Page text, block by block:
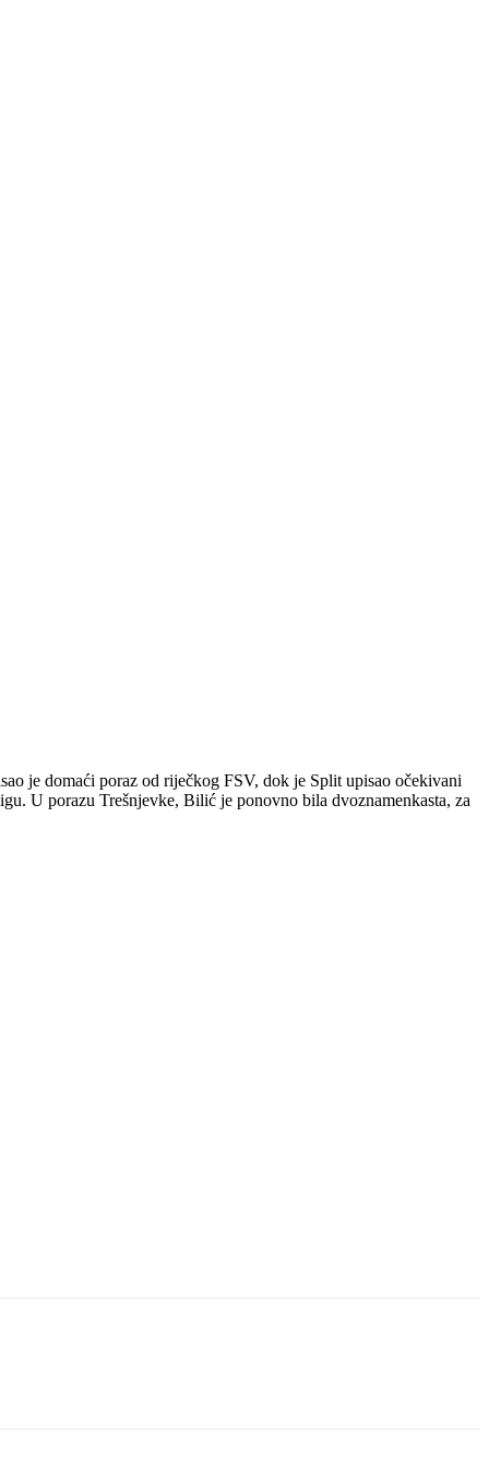
je domaći poraz od riječkog FSV, dok je Split upisao očekivani
U porazu Trešnjevke, Bilić je ponovno bila dvoznamenkasta, za